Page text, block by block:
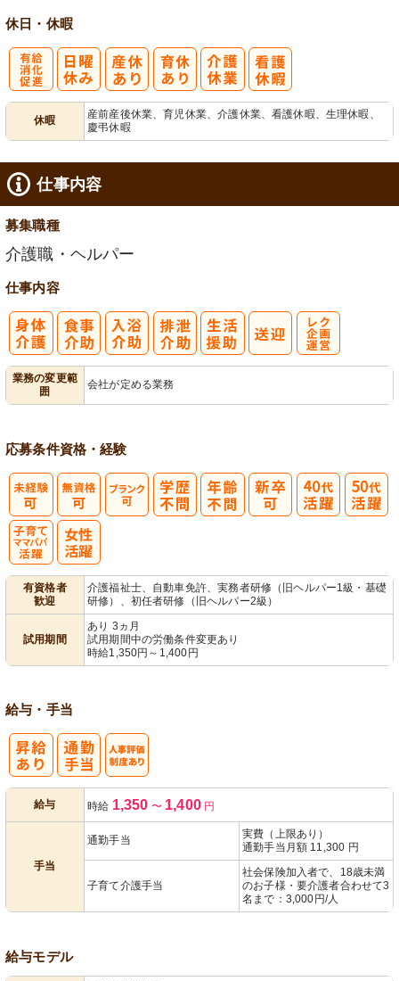
休日・休暇
休暇
産前産後休業、育児休業、介護休業、看護休暇、生理休暇、
慶弔休暇
仕事内容
募集職種
介護職・ヘルパー
仕事内容
業務の変更範
囲
会社が定める業務
応募条件資格・経験
有資格者
歓迎
介護福祉士、自動車免許、実務者研修（旧ヘルパー1級・基礎
研修）、初任者研修（旧ヘルパー2級）
試用期間
あり 3ヵ月
試用期間中の労働条件変更あり
時給1,350円～1,400円
給与・手当
給与 時給 1,350 〜 1,400円
手当
通勤手当
実費（上限あり）
通勤手当月額 11,300 円
子育て介護手当
社会保険加入者で、18歳未満
のお子様・要介護者合わせて3
名まで：3,000円/人
給与モデル